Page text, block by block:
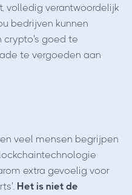
volledig verantwoordelijk
bedrijven kunnen
crypto's goed te
te vergoeden aan
veel mensen begrijpen
extra gevoelig voor
Het is niet de